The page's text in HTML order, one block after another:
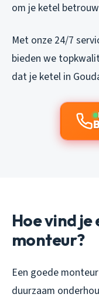
om je ketel
Met onze 24/7
bieden we
dat je ketel in
Hoe vind
monteur?
Een goede
duurzaam